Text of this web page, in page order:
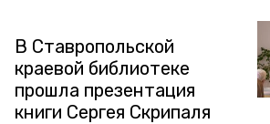
В Ставропольской
краевой библиотеке
прошла презентация
книги Сергея Скрипаля